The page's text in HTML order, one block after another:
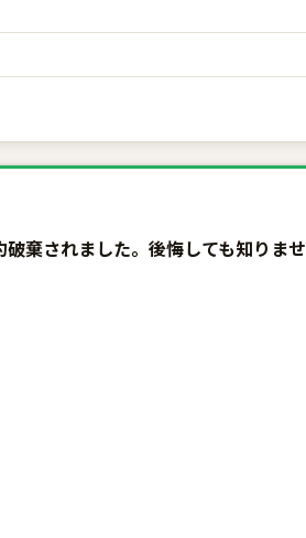
棄されました。後悔しても知りませ